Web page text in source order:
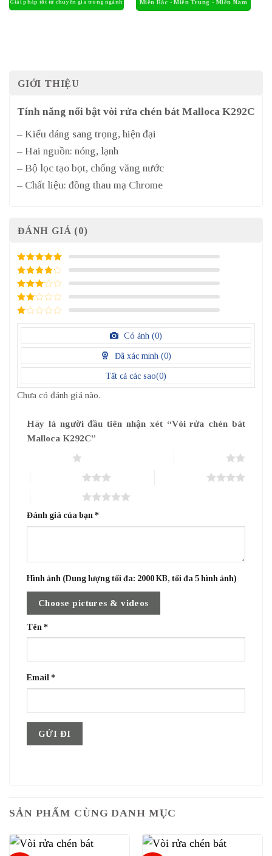
GIỚI THIỆU
Tính năng nổi bật vòi rửa chén bát Malloca K292C
– Kiểu dáng sang trọng, hiện đại
– Hai nguồn: nóng, lạnh
– Bộ lọc tạo bọt, chống văng nước
– Chất liệu: đồng thau mạ Chrome
ĐÁNH GIÁ (0)
5/ 5 điểm
4/ 5
điểm
3/ 5
điểm
2/
điểm
1
điểm
Có ảnh (0)
Đã xác minh (0)
Tất cả các sao(0)
Chưa có đánh giá nào.
Hãy là người đầu tiên nhận xét “Vòi rửa chén bát
Malloca K292C”
Đánh giá của bạn *
Hình ảnh (Dung lượng tối đa: 2000 KB, tối đa 5 hình ảnh)
Choose pictures & videos
Tên *
Email *
SẢN PHẨM CÙNG DANH MỤC